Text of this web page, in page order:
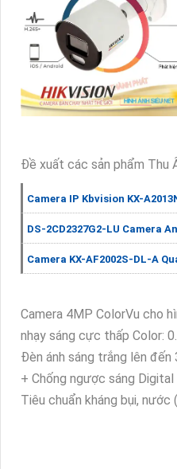
Đề xuất các sản phẩm Thu
Camera IP Kbvision KX-
DS-2CD2327G2-LU Camera
Camera KX-AF2002S-DL-A
Camera 4MP ColorVu cho
nhạy sáng cực thấp Color:
Đèn ánh sáng trắng lên đến
+ Chống ngược sáng Digital
Tiêu chuẩn kháng bụi, nước